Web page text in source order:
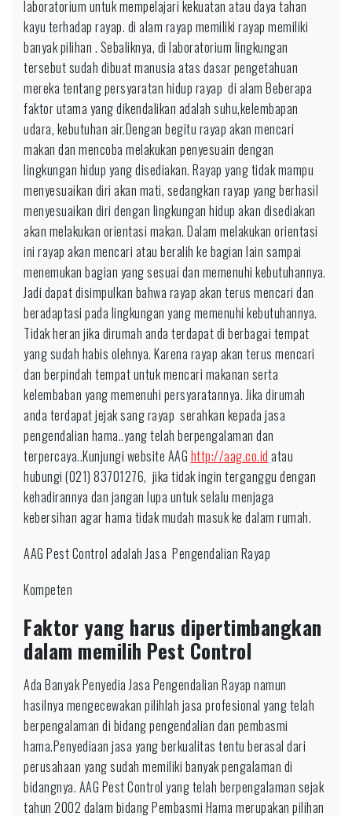
laboratorium untuk mempelajari kekuatan atau daya tahan
kayu terhadap rayap. di alam rayap memiliki rayap memiliki
banyak pilihan . Sebaliknya, di laboratorium lingkungan
tersebut sudah dibuat manusia atas dasar pengetahuan
mereka tentang persyaratan hidup rayap di alam Beberapa
faktor utama yang dikendalikan adalah suhu,kelembapan
udara, kebutuhan air.Dengan begitu rayap akan mencari
makan dan mencoba melakukan penyesuain dengan
lingkungan hidup yang disediakan. Rayap yang tidak mampu
menyesuaikan diri akan mati, sedangkan rayap yang berhasil
menyesuaikan diri dengan lingkungan hidup akan disediakan
akan melakukan orientasi makan. Dalam melakukan orientasi
ini rayap akan mencari atau beralih ke bagian lain sampai
menemukan bagian yang sesuai dan memenuhi kebutuhannya.
Jadi dapat disimpulkan bahwa rayap akan terus mencari dan
beradaptasi pada lingkungan yang memenuhi kebutuhannya.
Tidak heran jika dirumah anda terdapat di berbagai tempat
yang sudah habis olehnya. Karena rayap akan terus mencari
dan berpindah tempat untuk mencari makanan serta
kelembaban yang memenuhi persyaratannya. Jika dirumah
anda terdapat jejak sang rayap serahkan kepada jasa
pengendalian hama..yang telah berpengalaman dan
terpercaya..Kunjungi website AAG http://aag.co.id atau
hubungi (021) 83701276, jika tidak ingin terganggu dengan
kehadirannya dan jangan lupa untuk selalu menjaga
kebersihan agar hama tidak mudah masuk ke dalam rumah.
AAG Pest Control adalah Jasa Pengendalian Rayap
Kompeten
Faktor yang harus dipertimbangkan
dalam memilih Pest Control
Ada Banyak Penyedia Jasa Pengendalian Rayap namun
hasilnya mengecewakan pilihlah jasa profesional yang telah
berpengalaman di bidang pengendalian dan pembasmi
hama.Penyediaan jasa yang berkualitas tentu berasal dari
perusahaan yang sudah memiliki banyak pengalaman di
bidangnya. AAG Pest Control yang telah berpengalaman sejak
tahun 2002 dalam bidang Pembasmi Hama merupakan pilihan